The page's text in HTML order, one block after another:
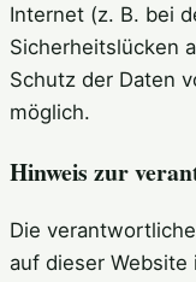
Internet (z. B. bei
Sicherheitslücken
Schutz der Daten
möglich.
Hinweis zur
Die
auf dieser Website